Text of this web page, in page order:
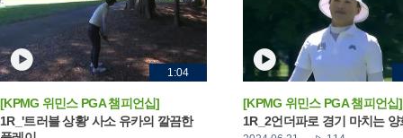
1:04
[KPMG 위민스 PGA 챔피언십]
1R_'트러블 상황' 사소 유카의 깔끔한
[KPMG 위민스 PGA 챔피언십]
1R_2언더파로 경기 마치는 양